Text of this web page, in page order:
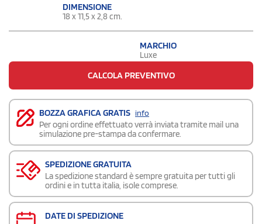
DIMENSIONE
18 x 11,5 x 2,8 cm.
MARCHIO
Luxe
CALCOLA PREVENTIVO
BOZZA GRAFICA GRATIS info
Per ogni ordine effettuato verrà inviata tramite mail una
simulazione pre-stampa da confermare.
SPEDIZIONE GRATUITA
La spedizione standard è sempre gratuita per tutti gli
ordini e in tutta italia, isole comprese.
DATE DI SPEDIZIONE